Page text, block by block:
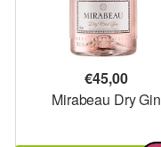
€45,00
Mirabeau Dry Gin